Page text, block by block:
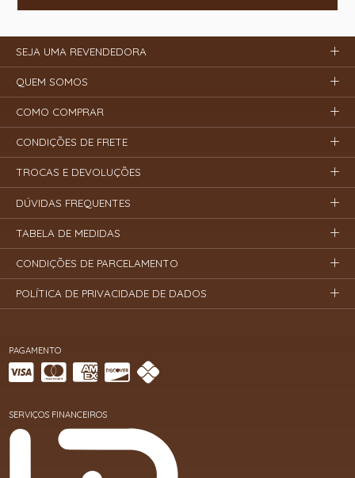
PAGAMENTO
SERVIÇOS FINANCEIROS
SEJA UMA REVENDEDORA
QUEM SOMOS
COMO COMPRAR
CONDIÇÕES DE FRETE
TROCAS E DEVOLUÇÕES
DÚVIDAS FREQUENTES
TABELA DE MEDIDAS
CONDIÇÕES DE PARCELAMENTO
POLÍTICA DE PRIVACIDADE DE DADOS